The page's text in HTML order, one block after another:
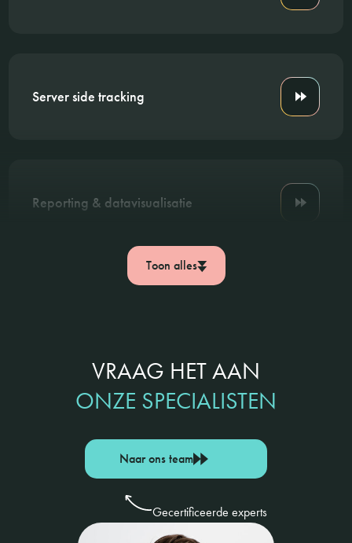
Server side tracking
Reporting & datavisualisatie
Toon alles
VRAAG HET AAN
ONZE SPECIALISTEN
Naar ons team
Gecertificeerde experts